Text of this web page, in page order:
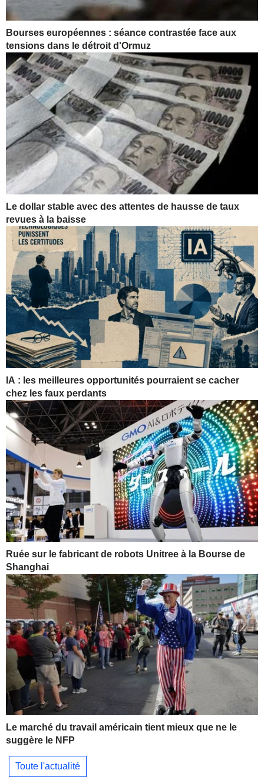
Bourses européennes : séance contrastée face aux
tensions dans le détroit d'Ormuz
Le dollar stable avec des attentes de hausse de taux
revues à la baisse
IA : les meilleures opportunités pourraient se cacher
chez les faux perdants
Ruée sur le fabricant de robots Unitree à la Bourse de
Shanghai
Le marché du travail américain tient mieux que ne le
suggère le NFP
Toute l'actualité